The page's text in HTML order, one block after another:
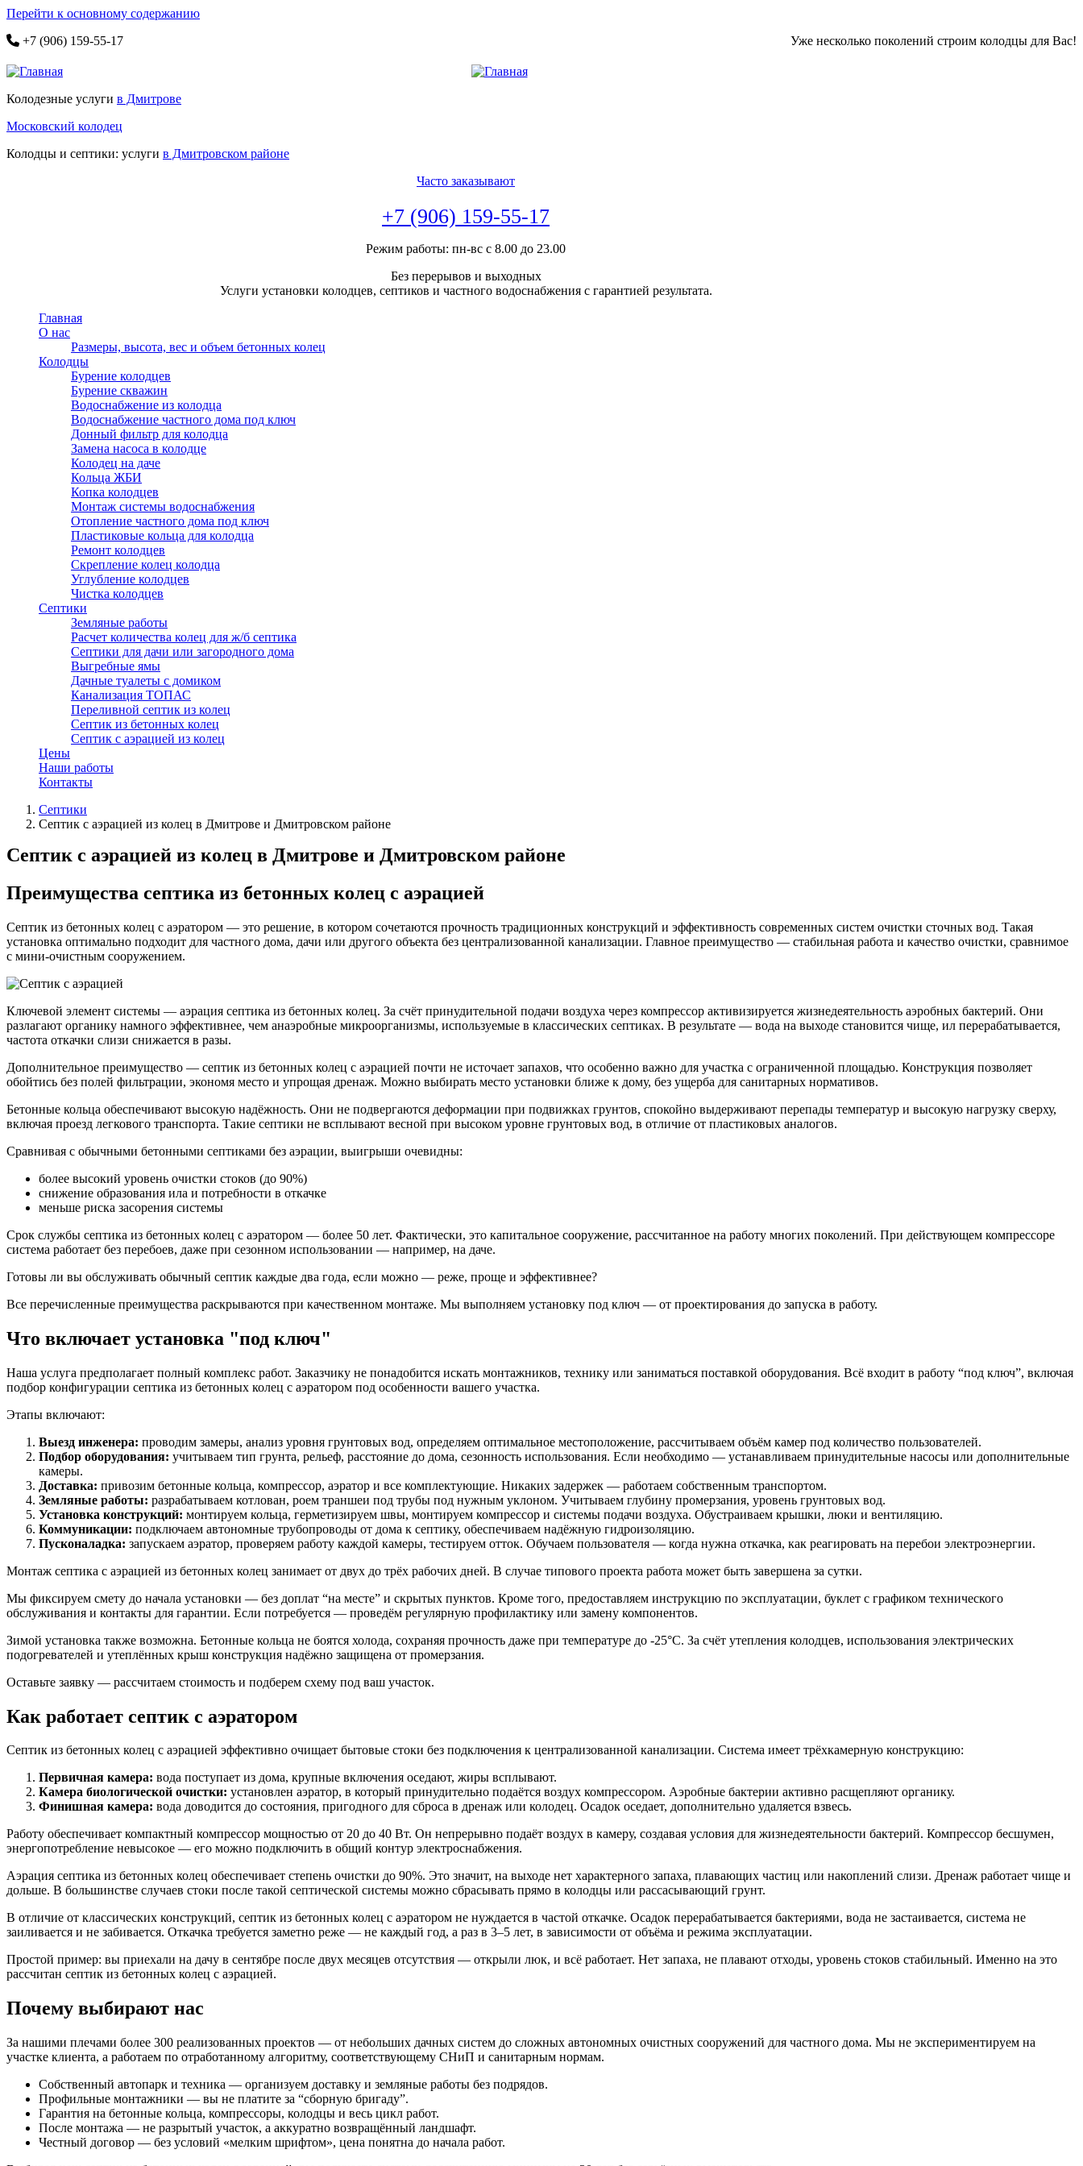
Перейти к основному содержанию
+7 (906) 159-55-17
Уже несколько поколений строим колодцы для Вас!
Колодезные услуги в Дмитрове
Московский колодец
Колодцы и септики: услуги в Дмитровском районе
Часто заказывают
+7 (906) 159-55-17
Режим работы: пн-вс с 8.00 до 23.00
Без перерывов и выходных
Услуги установки колодцев, септиков и частного водоснабжения с гарантией результата.
Главная
О нас
Размеры, высота, вес и объем бетонных колец
Колодцы
Бурение колодцев
Бурение скважин
Водоснабжение из колодца
Водоснабжение частного дома под ключ
Донный фильтр для колодца
Замена насоса в колодце
Колодец на даче
Кольца ЖБИ
Копка колодцев
Монтаж системы водоснабжения
Отопление частного дома под ключ
Пластиковые кольца для колодца
Ремонт колодцев
Скрепление колец колодца
Углубление колодцев
Чистка колодцев
Септики
Земляные работы
Расчет количества колец для ж/б септика
Септики для дачи или загородного дома
Выгребные ямы
Дачные туалеты с домиком
Канализация ТОПАС
Переливной септик из колец
Септик из бетонных колец
Септик с аэрацией из колец
Цены
Наши работы
Контакты
Септики
Септик с аэрацией из колец в Дмитрове и Дмитровском районе
Септик с аэрацией из колец в Дмитрове и Дмитровском районе
Преимущества септика из бетонных колец с аэрацией
Септик из бетонных колец с аэратором — это решение, в котором сочетаются прочность традиционных конструкций и эффективность современных систем очистки сточных вод. Такая
установка оптимально подходит для частного дома, дачи или другого объекта без централизованной канализации. Главное преимущество — стабильная работа и качество очистки, сравнимое
с мини-очистным сооружением.
Ключевой элемент системы — аэрация септика из бетонных колец. За счёт принудительной подачи воздуха через компрессор активизируется жизнедеятельность аэробных бактерий. Они
разлагают органику намного эффективнее, чем анаэробные микроорганизмы, используемые в классических септиках. В результате — вода на выходе становится чище, ил перерабатывается,
частота откачки слизи снижается в разы.
Дополнительное преимущество — септик из бетонных колец с аэрацией почти не источает запахов, что особенно важно для участка с ограниченной площадью. Конструкция позволяет
обойтись без полей фильтрации, экономя место и упрощая дренаж. Можно выбирать место установки ближе к дому, без ущерба для санитарных нормативов.
Бетонные кольца обеспечивают высокую надёжность. Они не подвергаются деформации при подвижках грунтов, спокойно выдерживают перепады температур и высокую нагрузку сверху,
включая проезд легкового транспорта. Такие септики не всплывают весной при высоком уровне грунтовых вод, в отличие от пластиковых аналогов.
Сравнивая с обычными бетонными септиками без аэрации, выигрыши очевидны:
более высокий уровень очистки стоков (до 90%)
снижение образования ила и потребности в откачке
меньше риска засорения системы
Срок службы септика из бетонных колец с аэратором — более 50 лет. Фактически, это капитальное сооружение, рассчитанное на работу многих поколений. При действующем компрессоре
система работает без перебоев, даже при сезонном использовании — например, на даче.
Готовы ли вы обслуживать обычный септик каждые два года, если можно — реже, проще и эффективнее?
Все перечисленные преимущества раскрываются при качественном монтаже. Мы выполняем установку под ключ — от проектирования до запуска в работу.
Что включает установка "под ключ"
Наша услуга предполагает полный комплекс работ. Заказчику не понадобится искать монтажников, технику или заниматься поставкой оборудования. Всё входит в работу “под ключ”, включая
подбор конфигурации септика из бетонных колец с аэратором под особенности вашего участка.
Этапы включают:
Выезд инженера: проводим замеры, анализ уровня грунтовых вод, определяем оптимальное местоположение, рассчитываем объём камер под количество пользователей.
Подбор оборудования: учитываем тип грунта, рельеф, расстояние до дома, сезонность использования. Если необходимо — устанавливаем принудительные насосы или дополнительные
камеры.
Доставка: привозим бетонные кольца, компрессор, аэратор и все комплектующие. Никаких задержек — работаем собственным транспортом.
Земляные работы: разрабатываем котлован, роем траншеи под трубы под нужным уклоном. Учитываем глубину промерзания, уровень грунтовых вод.
Установка конструкций: монтируем кольца, герметизируем швы, монтируем компрессор и системы подачи воздуха. Обустраиваем крышки, люки и вентиляцию.
Коммуникации: подключаем автономные трубопроводы от дома к септику, обеспечиваем надёжную гидроизоляцию.
Пусконаладка: запускаем аэратор, проверяем работу каждой камеры, тестируем отток. Обучаем пользователя — когда нужна откачка, как реагировать на перебои электроэнергии.
Монтаж септика с аэрацией из бетонных колец занимает от двух до трёх рабочих дней. В случае типового проекта работа может быть завершена за сутки.
Мы фиксируем смету до начала установки — без доплат “на месте” и скрытых пунктов. Кроме того, предоставляем инструкцию по эксплуатации, буклет с графиком технического
обслуживания и контакты для гарантии. Если потребуется — проведём регулярную профилактику или замену компонентов.
Зимой установка также возможна. Бетонные кольца не боятся холода, сохраняя прочность даже при температуре до -25°С. За счёт утепления колодцев, использования электрических
подогревателей и утеплённых крыш конструкция надёжно защищена от промерзания.
Оставьте заявку — рассчитаем стоимость и подберем схему под ваш участок.
Как работает септик с аэратором
Септик из бетонных колец с аэрацией эффективно очищает бытовые стоки без подключения к централизованной канализации. Система имеет трёхкамерную конструкцию:
Первичная камера: вода поступает из дома, крупные включения оседают, жиры всплывают.
Камера биологической очистки: установлен аэратор, в который принудительно подаётся воздух компрессором. Аэробные бактерии активно расщепляют органику.
Финишная камера: вода доводится до состояния, пригодного для сброса в дренаж или колодец. Осадок оседает, дополнительно удаляется взвесь.
Работу обеспечивает компактный компрессор мощностью от 20 до 40 Вт. Он непрерывно подаёт воздух в камеру, создавая условия для жизнедеятельности бактерий. Компрессор бесшумен,
энергопотребление невысокое — его можно подключить в общий контур электроснабжения.
Аэрация септика из бетонных колец обеспечивает степень очистки до 90%. Это значит, на выходе нет характерного запаха, плавающих частиц или накоплений слизи. Дренаж работает чище и
дольше. В большинстве случаев стоки после такой септической системы можно сбрасывать прямо в колодцы или рассасывающий грунт.
В отличие от классических конструкций, септик из бетонных колец с аэратором не нуждается в частой откачке. Осадок перерабатывается бактериями, вода не застаивается, система не
заиливается и не забивается. Откачка требуется заметно реже — не каждый год, а раз в 3–5 лет, в зависимости от объёма и режима эксплуатации.
Простой пример: вы приехали на дачу в сентябре после двух месяцев отсутствия — открыли люк, и всё работает. Нет запаха, не плавают отходы, уровень стоков стабильный. Именно на это
рассчитан септик из бетонных колец с аэрацией.
Почему выбирают нас
За нашими плечами более 300 реализованных проектов — от небольших дачных систем до сложных автономных очистных сооружений для частного дома. Мы не экспериментируем на
участке клиента, а работаем по отработанному алгоритму, соответствующему СНиП и санитарным нормам.
Собственный автопарк и техника — организуем доставку и земляные работы без подрядов.
Профильные монтажники — вы не платите за “сборную бригаду”.
Гарантия на бетонные кольца, компрессоры, колодцы и весь цикл работ.
После монтажа — не разрытый участок, а аккуратно возвращённый ландшафт.
Честный договор — без условий «мелким шрифтом», цена понятна до начала работ.